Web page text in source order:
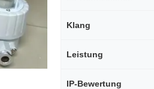
Klang
Leistung
IP-Bewertung